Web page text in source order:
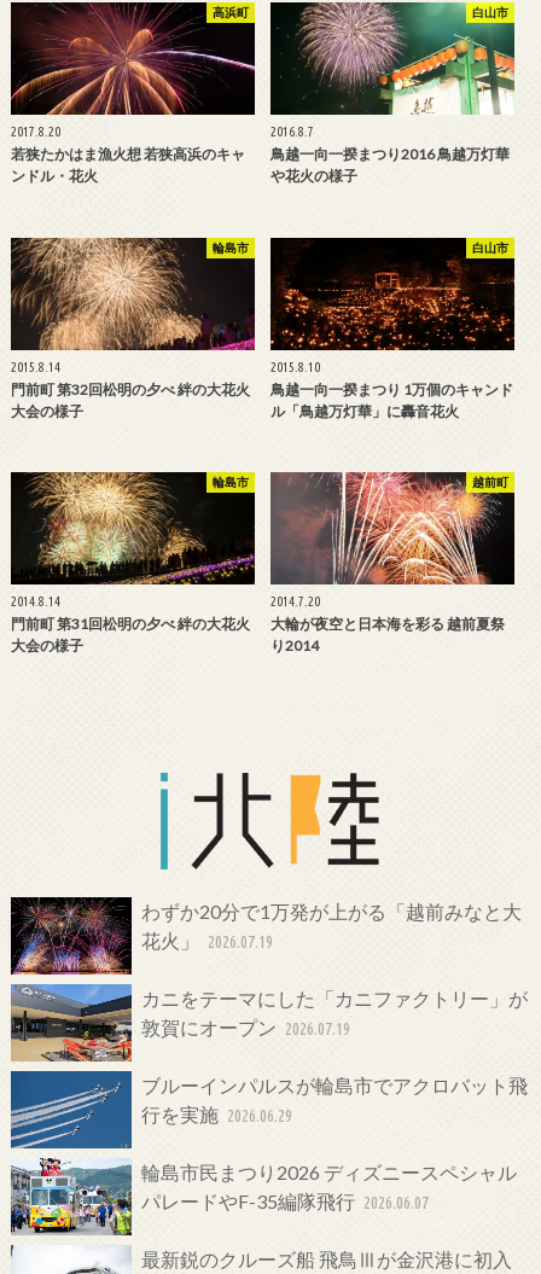
高浜町
2017.8.20
若狭たかはま漁火想 若狭高浜のキャ
ンドル・花火
白山市
2016.8.7
鳥越一向一揆まつり2016 鳥越万灯華
や花火の様子
輪島市
2015.8.14
門前町 第32回松明の夕べ 絆の大花火
大会の様子
白山市
2015.8.10
鳥越一向一揆まつり 1万個のキャンド
ル「鳥越万灯華」に轟音花火
輪島市
2014.8.14
門前町 第31回松明の夕べ 絆の大花火
大会の様子
越前町
2014.7.20
大輪が夜空と日本海を彩る 越前夏祭
り2014
わずか20分で1万発が上がる「越前みなと大
花火」
2026.07.19
カニをテーマにした「カニファクトリー」が
敦賀にオープン 2026.07.19
ブルーインパルスが輪島市でアクロバット飛
行を実施 2026.06.29
輪島市民まつり2026 ディズニースペシャル
パレードやF-35編隊飛行 2026.06.07
最新鋭のクルーズ船 飛鳥Ⅲが金沢港に初入